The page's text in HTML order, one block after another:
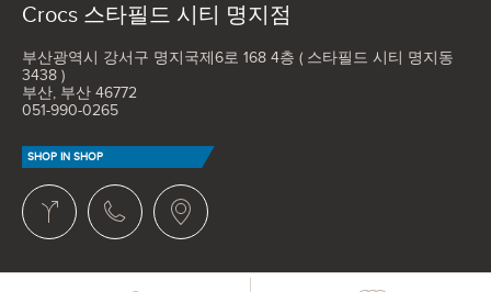
Crocs 스타필드 시티 명지점
부산광역시 강서구 명지국제6로 168 4층 ( 스타필드 시티 명지동
3438 )
부산, 부산 46772
051-990-0265
SHOP IN SHOP